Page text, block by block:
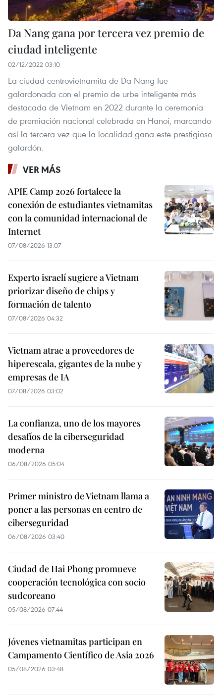
Da Nang gana por tercera vez premio de
ciudad inteligente
02/12/2022 03:10
La ciudad centrovietnamita de Da Nang fue
galardonada con el premio de urbe inteligente más
destacada de Vietnam en 2022 durante la ceremonia
de premiación nacional celebrada en Hanoi, marcando
así la tercera vez que la localidad gana este prestigioso
galardón.
VER MÁS
APIE Camp 2026 fortalece la
conexión de estudiantes vietnamitas
con la comunidad internacional de
Internet
07/08/2026 13:07
Experto israelí sugiere a Vietnam
priorizar diseño de chips y
formación de talento
07/08/2026 04:32
Vietnam atrae a proveedores de
hiperescala, gigantes de la nube y
empresas de IA
07/08/2026 03:02
La confianza, uno de los mayores
desafíos de la ciberseguridad
moderna
06/08/2026 05:04
Primer ministro de Vietnam llama a
poner a las personas en centro de
ciberseguridad
06/08/2026 03:40
Ciudad de Hai Phong promueve
cooperación tecnológica con socio
sudcoreano
05/08/2026 07:44
Jóvenes vietnamitas participan en
Campamento Científico de Asia 2026
05/08/2026 03:48